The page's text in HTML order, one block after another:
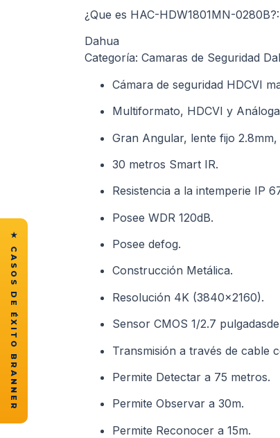
¿Que es HAC-HDW1801MN-0280B?:
Dahua
Categoría: Camaras de Seguridad
Cámara de seguridad HDCVI
Multiformato, HDCVI y
Gran Angular, lente fijo 2.8mm,
30 metros Smart IR.
Resistencia a la intemperie IP
Posee WDR 120dB.
Posee defog.
Construcción Metálica.
Resolución 4K (3840×2160).
Sensor CMOS 1/2.7
Transmisión a través de cable
Permite Detectar a 75 metros.
Permite Observar a 30m.
Permite Reconocer a 15m.
★ CASOS DE ÉXITO BRANNER